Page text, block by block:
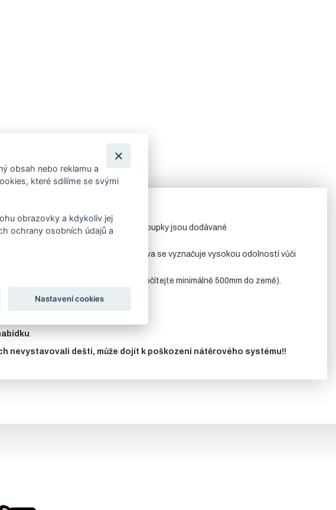
jednotlivé výšky plotových panelů. Sloupky jsou dodávané
. Tato povrchová úprava se vyznačuje vysokou odolností vůči
tabulce e-shopu (k výšce panelu připočítejte minimálně 500mm do země).
Antracit - RAL 7016.
.
nevystavovali dešti, může dojít k poškození nátěrového systému!!
obsah nebo reklamu a
které sdílíme se svými
obrazovky a kdykoliv jej
ochrany osobních údajů a
Nastavení cookies